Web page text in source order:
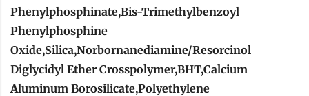
Phenylphosphinate,Bis-Trimethylbenzoyl
Phenylphosphine
Oxide,Silica,Norbornanediamine/Resorcinol
Diglycidyl Ether Crosspolymer,BHT,Calcium
Aluminum Borosilicate,Polyethylene